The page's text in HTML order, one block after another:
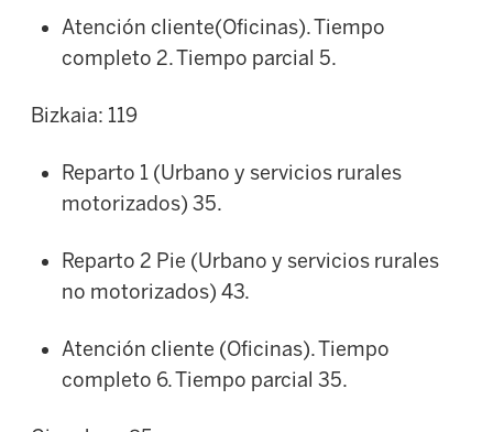
Atención cliente(Oficinas). Tiempo
completo 2. Tiempo parcial 5.
Bizkaia: 119
Reparto 1 (Urbano y servicios rurales
motorizados) 35.
Reparto 2 Pie (Urbano y servicios rurales
no motorizados) 43.
Atención cliente (Oficinas). Tiempo
completo 6. Tiempo parcial 35.